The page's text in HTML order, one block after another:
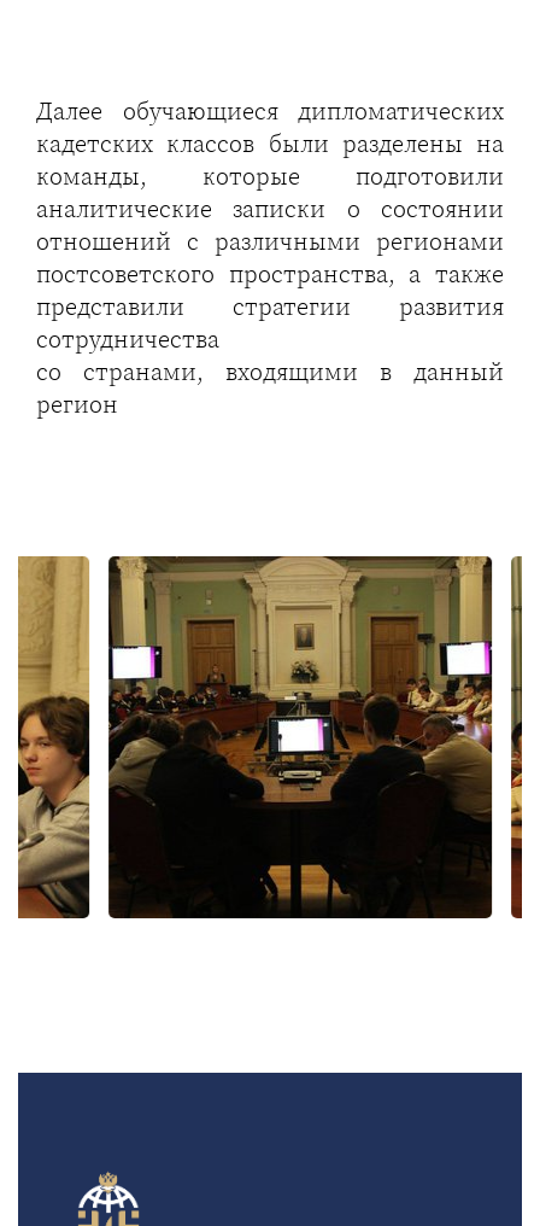
Далее обучающиеся дипломатических
кадетских классов были разделены на
команды, которые подготовили
аналитические записки о состоянии
отношений с различными регионами
постсоветского пространства, а также
представили стратегии развития
сотрудничества
со странами, входящими в данный
регион